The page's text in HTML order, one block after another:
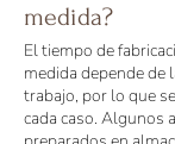
medida?
El tiempo de
medida depende de
trabajo, por lo que
cada caso. Algunos